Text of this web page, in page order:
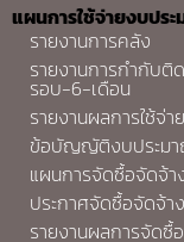
แผนการใช้จ่ายงบปร
รายงานการคลัง
รายงานการกำกับติ
รอบ-6-เดือน
รายงานผลการใช้จ่
ข้อบัญญัติงบประมา
แผนการจัดซื้อจัดจ้
ประกาศจัดซื้อจัดจ้าง
รายงานผลการจัดซื้